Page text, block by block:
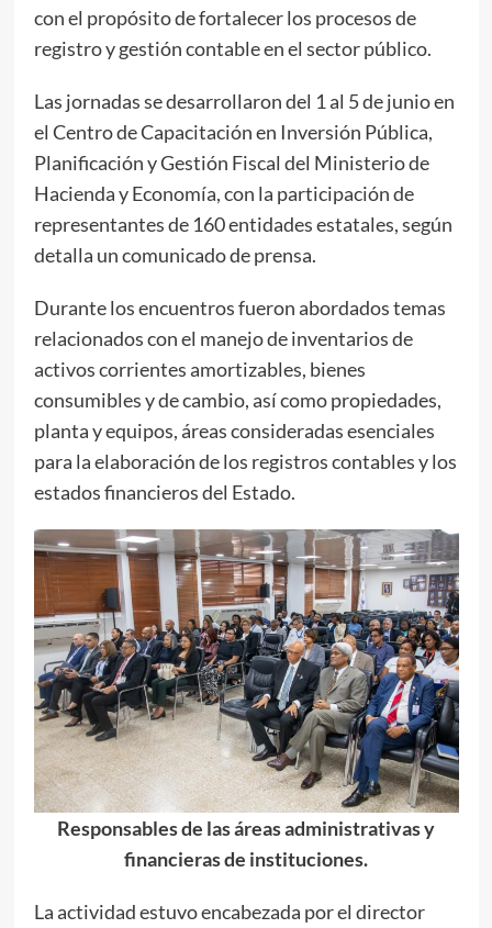
con el propósito de fortalecer los procesos de
registro y gestión contable en el sector público.
Las jornadas se desarrollaron del 1 al 5 de junio en
el Centro de Capacitación en Inversión Pública,
Planificación y Gestión Fiscal del Ministerio de
Hacienda y Economía, con la participación de
representantes de 160 entidades estatales, según
detalla un comunicado de prensa.
Durante los encuentros fueron abordados temas
relacionados con el manejo de inventarios de
activos corrientes amortizables, bienes
consumibles y de cambio, así como propiedades,
planta y equipos, áreas consideradas esenciales
para la elaboración de los registros contables y los
estados financieros del Estado.
Responsables de las áreas administrativas y
financieras de instituciones.
La actividad estuvo encabezada por el director